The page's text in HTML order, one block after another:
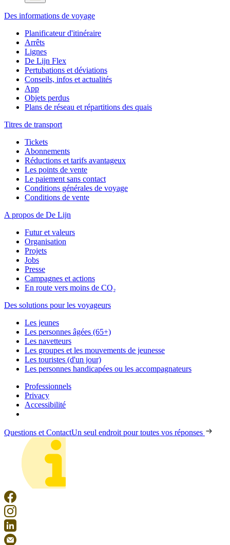
Des informations de voyage
Planificateur d'itinéraire
Arrêts
Lignes
De Lijn Flex
Pertubations et déviations
Conseils, infos et actualités
App
Objets perdus
Plans de réseau et répartitions des quais
Titres de transport
Tickets
Abonnements
Réductions et tarifs avantageux
Les points de vente
Le paiement sans contact
Conditions générales de voyage
Conditions de vente
A propos de De Lijn
Futur et valeurs
Organisation
Projets
Jobs
Presse
Campagnes et actions
En route vers moins de CO₂
Des solutions pour les voyageurs
Les jeunes
Les personnes âgées (65+)
Les navetteurs
Les groupes et les mouvements de jeunesse
Les touristes (d'un jour)
Les personnes handicapées ou les accompagnateurs
Professionnels
Privacy
Accessibilité
Questions et ContactUn seul endroit pour toutes vos réponses